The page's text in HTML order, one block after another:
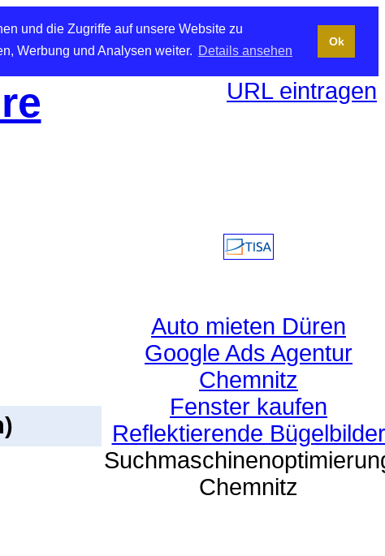
und die Zugriffe auf unsere Website zu
Werbung und Analysen weiter. Details ansehen
Ok
URL eintragen
Auto mieten Düren
Google Ads Agentur
Chemnitz
Fenster kaufen
Reflektierende Bügelbilder
Chemnitz